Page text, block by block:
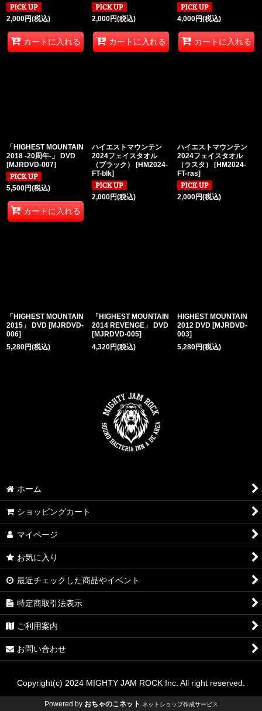
2,000円(税込)
カートに入れる
2,000円(税込)
カートに入れる
4,000円(税込)
カートに入れる
「HIGHEST MOUNTAIN
2018 -20周年-」 DVD
[MJRDVD-007]
5,500円(税込)
カートに入れる
ハイエストマウンテン
2024フェイスタオル
（ブラック）
[HM2024-
FT-blk]
2,000円(税込)
ハイエストマウンテン
2024フェイスタオル
（ラスタ）
[HM2024-
FT-ras]
2,000円(税込)
「HIGHEST MOUNTAIN
2015」 DVD [MJRDVD-
006]
5,280円(税込)
「HIGHEST MOUNTAIN
2014 REVENGE」 DVD
[MJRDVD-005]
4,320円(税込)
HIGHEST MOUNTAIN
2012 DVD [MJRDVD-
003]
5,280円(税込)
ホーム
ショッピングカート
マイページ
お気に入り
最近チェックした商品やイベント
特定商取引法表示
ご利用案内
お問い合わせ
Copyright(c) 2024 MIGHTY JAM ROCK Inc. All right reserved.
Powered by おちゃのこネット ネットショップ作成サービス